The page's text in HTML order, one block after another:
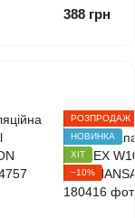
WHIRLPOOL
388 грн
РОЗПРОДАЖ
НОВИНКА
ХІТ
−10%